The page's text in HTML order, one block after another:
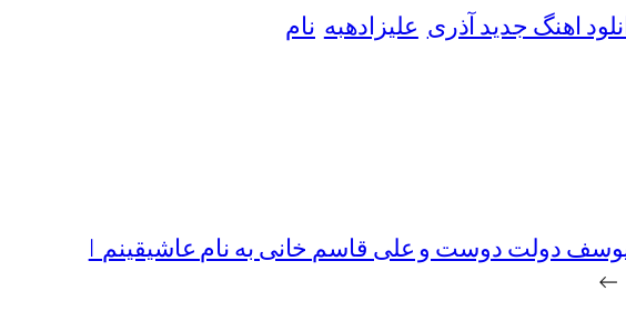
اهنگ جدید آذری علیزادهبه نام
یوسف دولت دوست و علی قاسم خانی به نام عاشیقینم |
→